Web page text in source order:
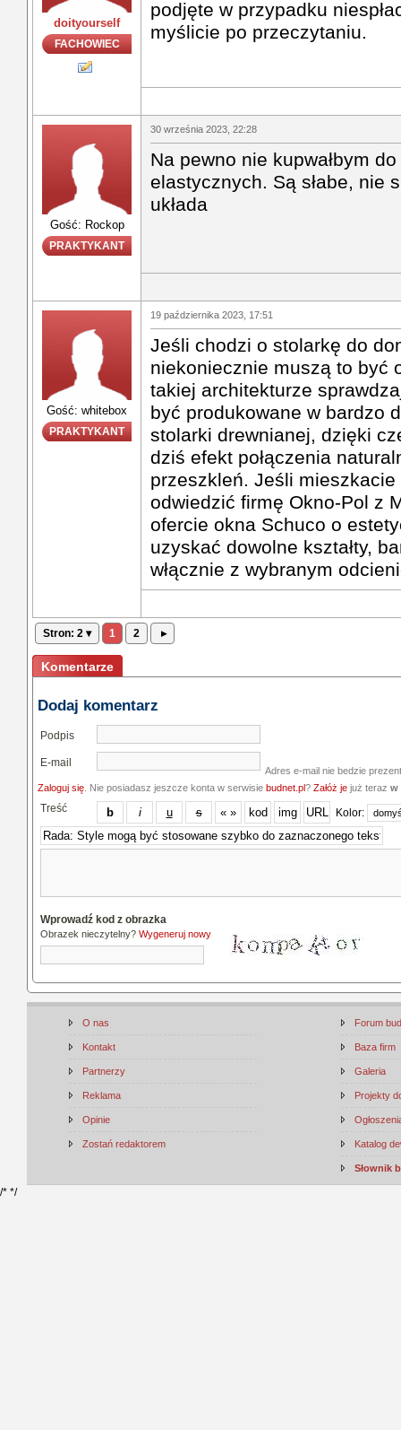
doityourself
FACHOWIEC
podjęte w przypadku
myślicie po przeczytaniu.
Gość: Rockop
PRAKTYKANT
30 września 2023, 22:28
Na pewno nie kupwałbym
elastycznych. Są słabe, nie
układa
Gość: whitebox
PRAKTYKANT
19 października 2023, 17:51
Jeśli chodzi o stolarkę do
niekoniecznie muszą to być
takiej architekturze
być produkowane w bardzo
stolarki drewnianej, dzięki
dziś efekt połączenia
przeszkleń. Jeśli
odwiedzić firmę Okno-Pol z
ofercie okna Schuco o
uzyskać dowolne kształty,
włącznie z wybranym
Stron: 2 ▾ 1 2 ▸
Komentarze
Dodaj komentarz
Podpis
E-mail
Adres e-mail nie bedzie
Zaloguj się . Nie posiadasz jeszcze konta w serwisie budnet.pl? Załóż je już teraz w
Treść Kolor:
Wprowadź kod z obrazka
Obrazek nieczytelny? Wygeneruj nowy
O nas
Kontakt
Partnerzy
Reklama
Opinie
Zostań redaktorem
Forum
Baza firm
Galeria
Projekty
Katalog
Słownik
/* */